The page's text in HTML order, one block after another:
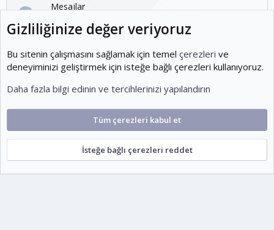
Mesajlar
1,954
Son üye
KOEditor
Cookies Ko-ParsV2
Türkçe (TR)
Gizlilik politikası Yardım Ana sayfa
S
escort
Gizliliğinize değer veriyoruz
Bu sitenin çalışmasını sağlamak için temel çerezleri ve
deneyiminizi geliştirmek için isteğe bağlı çerezleri kullanıyoruz.
Daha fazla bilgi edinin ve tercihlerinizi yapılandırın
Tüm çerezleri kabul et
İsteğe bağlı çerezleri reddet